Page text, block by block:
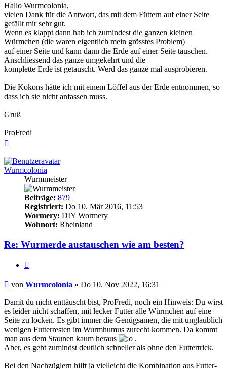
Hallo Wurmcolonia,
vielen Dank für die Antwort, das mit dem Füttern auf einer Seite
gefällt mir sehr gut.
Wenn es klappt dann hab ich zumindest die ganzen kleinen
Würmchen (die waren eigentlich mein grösstes Problem)
auf einer Seite und kann dann die Erde auf einer Seite tauschen.
Anschliessend das ganze umgekehrt und die
komplette Erde ist getauscht. Werd das ganze mal ausprobieren.
Die Kokons hätte ich mit einem Löffel aus der Erde entnommen, so
dass ich sie nicht anfassen muss.
Gruß
ProFredi
Wurmcolonia
Wurmmeister
Beiträge: 879
Registriert: Do 10. Mär 2016, 11:53
Wormery: DIY Wormery
Wohnort: Rheinland
Re: Wurmerde austauschen wie am besten?
Beitrag
von Wurmcolonia » Do 10. Nov 2022, 16:31
Damit du nicht enttäuscht bist, ProFredi, noch ein Hinweis: Du wirst
es leider nicht schaffen, mit lecker Futter alle Würmchen auf eine
Seite zu locken. Es gibt immer die Genügsamen, die mit unglaublich
wenigen Futterresten im Wurmhumus zurecht kommen. Da kommt
man aus dem Staunen kaum heraus
.
Aber, es geht zumindst deutlich schneller als ohne den Futtertrick.
Bei den Nachzüglern hilft ja vielleicht die Kombination aus Futter-